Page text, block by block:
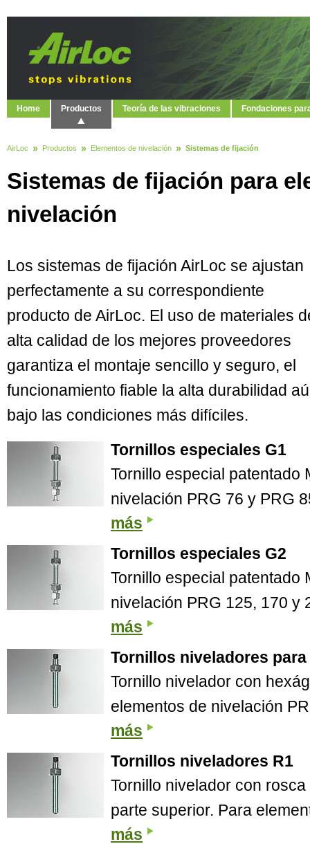
Home Productos Teoría de las vibraciones Fondaciones
AirLoc Productos Elementos de nivelación Sistemas de fijación
Sistemas de fijación para
nivelación
Los sistemas de fijación AirLoc se ajustan
perfectamente a su correspondiente
producto de AirLoc. El uso de materiales
alta calidad de los mejores proveedores
garantiza el montaje sencillo y seguro, el
funcionamiento fiable la alta durabilidad
bajo las condiciones más difíciles.
Tornillos especiales G1
Tornillo especial patentado
nivelación PRG 76 y PRG
más
Tornillos especiales G2
Tornillo especial patentado
nivelación PRG 125, 170 y
más
Tornillos niveladores para
Tornillo nivelador con
elementos de nivelación
más
Tornillos niveladores R1
Tornillo nivelador con
parte superior. Para
más